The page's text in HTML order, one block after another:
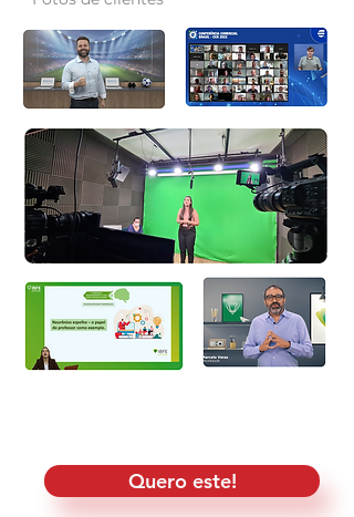
Quero este!